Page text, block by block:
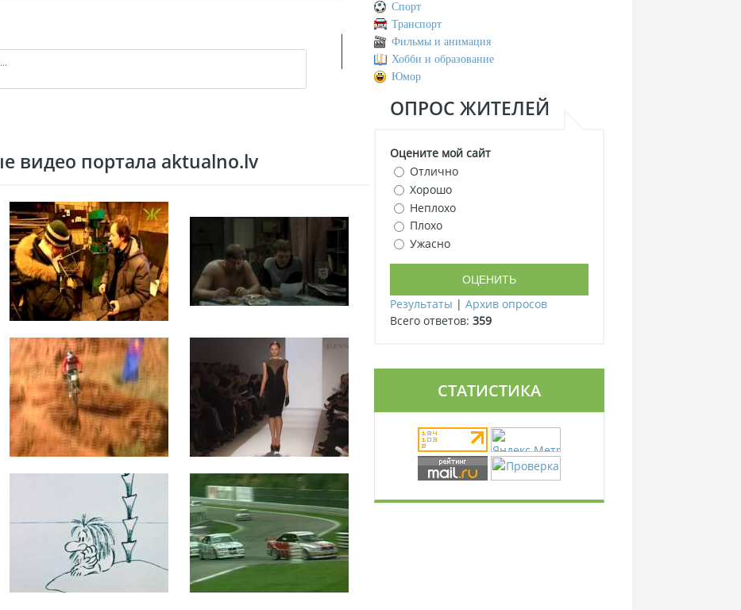
видео портала aktualno.lv
Спорт
Транспорт
Фильмы и анимация
Хобби и образование
Юмор
ОПРОС ЖИТЕЛЕЙ
Оцените мой сайт
Отлично
Хорошо
Неплохо
Плохо
Ужасно
Результаты | Архив опросов
Всего ответов: 359
СТАТИСТИКА